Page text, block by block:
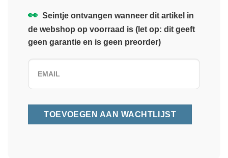
👀 Seintje ontvangen wanneer dit artikel in
de webshop op voorraad is (let op: dit geeft
geen garantie en is geen preorder)